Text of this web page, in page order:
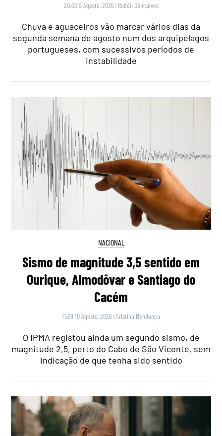
20:00 9 Agosto, 2026 | Rubén Gonçalves
Chuva e aguaceiros vão marcar vários dias da
segunda semana de agosto num dos arquipélagos
portugueses, com sucessivos períodos de
instabilidade
NACIONAL
Sismo de magnitude 3,5 sentido em
Ourique, Almodôvar e Santiago do
Cacém
11:29 10 Agosto, 2026 | Cristina Mendonça
O IPMA registou ainda um segundo sismo, de
magnitude 2,5, perto do Cabo de São Vicente, sem
indicação de que tenha sido sentido